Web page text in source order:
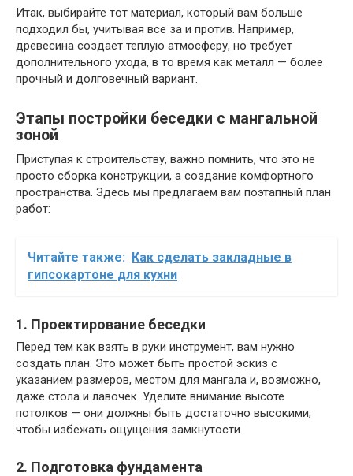
Итак, выбирайте тот материал, который вам больше
подходил бы, учитывая все за и против. Например,
древесина создает теплую атмосферу, но требует
дополнительного ухода, в то время как металл — более
прочный и долговечный вариант.
Этапы постройки беседки с мангальной
зоной
Приступая к строительству, важно помнить, что это не
просто сборка конструкции, а создание комфортного
пространства. Здесь мы предлагаем вам поэтапный план
работ:
Читайте также: Как сделать закладные в
гипсокартоне для кухни
1. Проектирование беседки
Перед тем как взять в руки инструмент, вам нужно
создать план. Это может быть простой эскиз с
указанием размеров, местом для мангала и, возможно,
даже стола и лавочек. Уделите внимание высоте
потолков — они должны быть достаточно высокими,
чтобы избежать ощущения замкнутости.
2. Подготовка фундамента